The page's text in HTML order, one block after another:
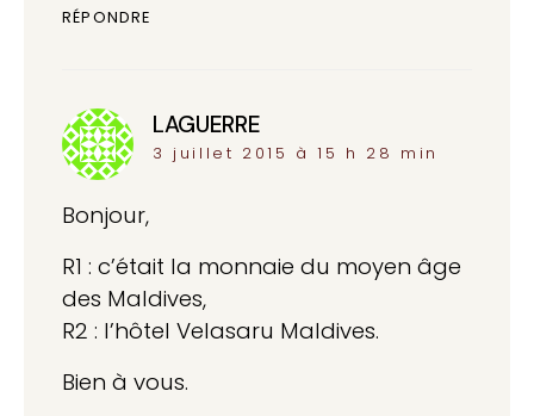
RÉPONDRE
LAGUERRE
3 juillet 2015 à 15 h 28 min
Bonjour,
R1 : c’était la monnaie du moyen âge
des Maldives,
R2 : l’hôtel Velasaru Maldives.
Bien à vous.